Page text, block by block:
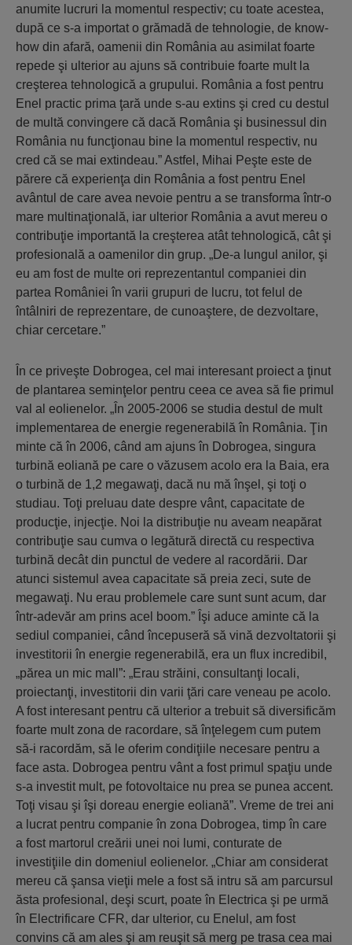
anumite lucruri la momentul respectiv; cu toate acestea,
după ce s-a importat o grămadă de tehnologie, de know-
how din afară, oamenii din România au asimilat foarte
repede şi ulterior au ajuns să contribuie foarte mult la
creşterea tehnologică a grupului. România a fost pentru
Enel practic prima ţară unde s-au extins şi cred cu destul
de multă convingere că dacă România şi businessul din
România nu funcţionau bine la momentul respectiv, nu
cred că se mai extindeau.” Astfel, Mihai Peşte este de
părere că experienţa din România a fost pentru Enel
avântul de care avea nevoie pentru a se transforma într-o
mare multinaţională, iar ulterior România a avut mereu o
contribuţie importantă la creşterea atât tehnologică, cât şi
profesională a oamenilor din grup. „De-a lungul anilor, şi
eu am fost de multe ori reprezentantul companiei din
partea României în varii grupuri de lucru, tot felul de
întâlniri de reprezentare, de cunoaştere, de dezvoltare,
chiar cercetare.”
În ce priveşte Dobrogea, cel mai interesant proiect a ţinut
de plantarea seminţelor pentru ceea ce avea să fie primul
val al eolienelor. „În 2005-2006 se studia destul de mult
implementarea de energie regenerabilă în România. Ţin
minte că în 2006, când am ajuns în Dobrogea, singura
turbină eoliană pe care o văzusem acolo era la Baia, era
o turbină de 1,2 megawaţi, dacă nu mă înşel, şi toţi o
studiau. Toţi preluau date despre vânt, capacitate de
producţie, injecţie. Noi la distribuţie nu aveam neapărat
contribuţie sau cumva o legătură directă cu respectiva
turbină decât din punctul de vedere al racordării. Dar
atunci sistemul avea capacitate să preia zeci, sute de
megawaţi. Nu erau problemele care sunt sunt acum, dar
într-adevăr am prins acel boom.” Îşi aduce aminte că la
sediul companiei, când începuseră să vină dezvoltatorii şi
investitorii în energie regenerabilă, era un flux incredibil,
„părea un mic mall”: „Erau străini, consultanţi locali,
proiectanţi, investitorii din varii ţări care veneau pe acolo.
A fost interesant pentru că ulterior a trebuit să diversificăm
foarte mult zona de racordare, să înţelegem cum putem
să-i racordăm, să le oferim condiţiile necesare pentru a
face asta. Dobrogea pentru vânt a fost primul spaţiu unde
s-a investit mult, pe fotovoltaice nu prea se punea accent.
Toţi visau şi îşi doreau energie eoliană”. Vreme de trei ani
a lucrat pentru companie în zona Dobrogea, timp în care
a fost martorul creării unei noi lumi, conturate de
investiţiile din domeniul eolienelor. „Chiar am considerat
mereu că şansa vieţii mele a fost să intru să am parcursul
ăsta profesional, deşi scurt, poate în Electrica şi pe urmă
în Electrificare CFR, dar ulterior, cu Enelul, am fost
convins că am ales şi am reuşit să merg pe trasa cea mai